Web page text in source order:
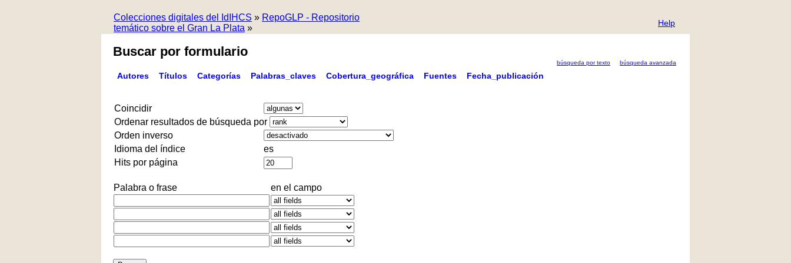
Colecciones digitales del IdIHCS » RepoGLP - Repositorio
temático sobre el Gran La Plata » Help
Buscar por formulario
búsqueda por texto búsqueda avanzada
Autores Títulos Categorías Palabras_claves Cobertura_geográfica Fuentes Fecha_publicación
Coincidir
Ordenar resultados de búsqueda por
Orden inverso
Idioma del índice
es
Hits por página
Palabra o frase en el campo